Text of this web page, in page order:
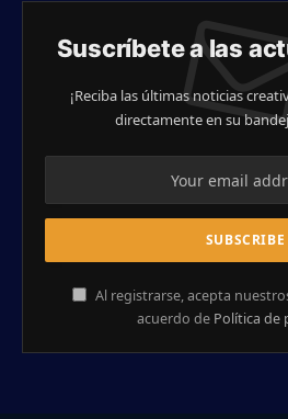
Suscríbete a las
¡Reciba las últimas noticias
directamente en su
Al registrarse, acepta
acuerdo de Política de